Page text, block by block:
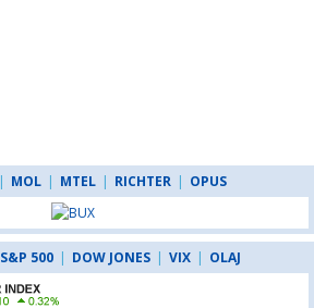
| MOL | MTEL | RICHTER | OPUS
S&P 500 | DOW JONES | VIX | OLAJ